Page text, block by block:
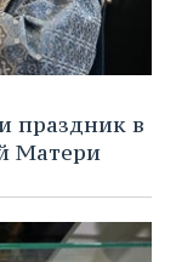
праздник в
Матери